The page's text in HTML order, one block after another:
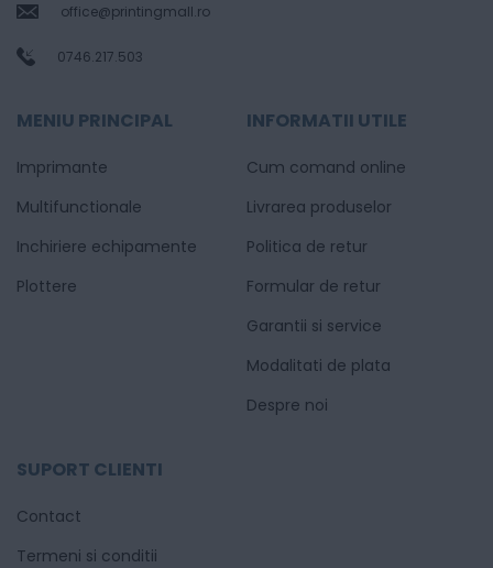
office@printingmall.ro
0746.217.503
MENIU PRINCIPAL
Imprimante
Multifunctionale
Inchiriere echipamente
Plottere
INFORMATII UTILE
Cum comand online
Livrarea produselor
Politica de retur
Formular de retur
Garantii si service
Modalitati de plata
Despre noi
SUPORT CLIENTI
Contact
Termeni si conditii